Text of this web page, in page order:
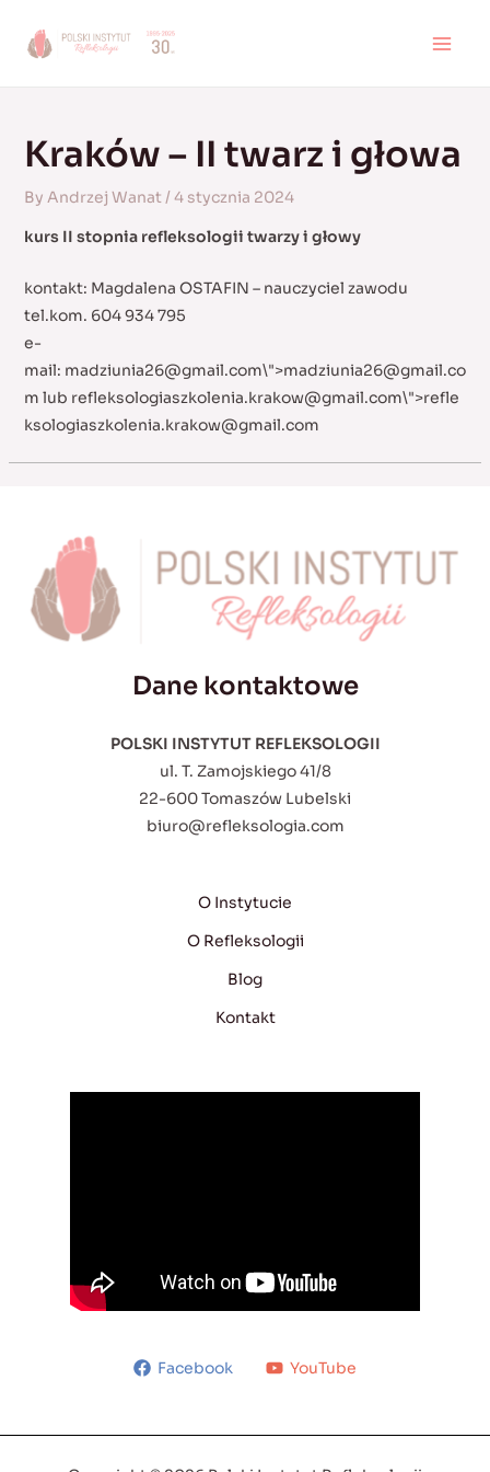
Kraków – II twarz i głowa
By Andrzej Wanat/4 stycznia 2024
kurs II stopnia refleksologii twarzy i głowy
kontakt: Magdalena OSTAFIN – nauczyciel zawodu
tel.kom. 604 934 795
e-
mail: madziunia26@gmail.com\">madziunia26@gmail.co
m lub refleksologiaszkolenia.krakow@gmail.com\">refle
ksologiaszkolenia.krakow@gmail.com
Dane kontaktowe
POLSKI INSTYTUT REFLEKSOLOGII
ul. T. Zamojskiego 41/8
22-600 Tomaszów Lubelski
biuro@refleksologia.com
O Instytucie
O Refleksologii
Blog
Kontakt
Facebook YouTube